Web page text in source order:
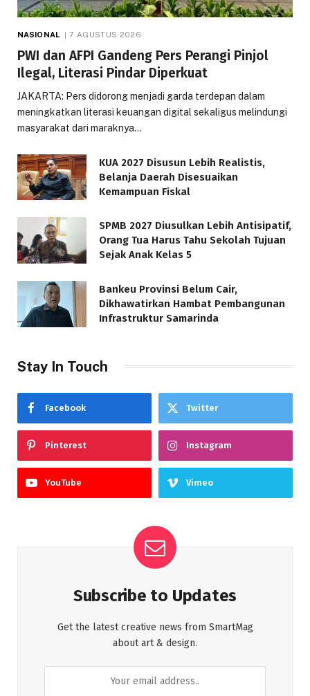
NASIONAL 7 AGUSTUS 2026
PWI dan AFPI Gandeng Pers Perangi Pinjol
Ilegal, Literasi Pindar Diperkuat
JAKARTA: Pers didorong menjadi garda terdepan dalam
meningkatkan literasi keuangan digital sekaligus melindungi
masyarakat dari maraknya…
KUA 2027 Disusun Lebih Realistis,
Belanja Daerah Disesuaikan
Kemampuan Fiskal
SPMB 2027 Diusulkan Lebih Antisipatif,
Orang Tua Harus Tahu Sekolah Tujuan
Sejak Anak Kelas 5
Bankeu Provinsi Belum Cair,
Dikhawatirkan Hambat Pembangunan
Infrastruktur Samarinda
Stay In Touch
Facebook Twitter
Pinterest Instagram
YouTube Vimeo
Subscribe to Updates
Get the latest creative news from SmartMag
about art & design.